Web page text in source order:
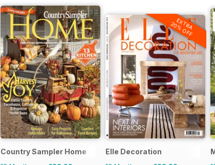
Country Sampler Home
EXTRA
20% OFF
Elle Decoration